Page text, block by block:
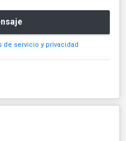
de servicio y privacidad